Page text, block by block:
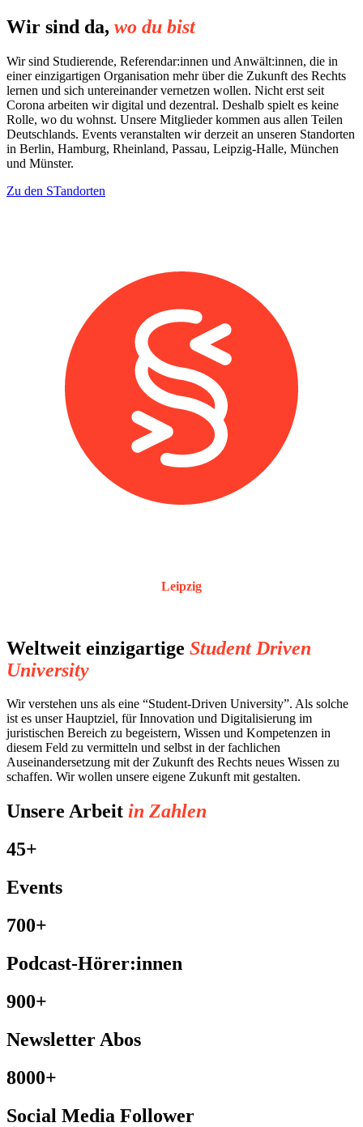
Wir sind da, wo du bist
Wir sind Studierende, Referendar:innen und Anwält:innen, die in
einer einzigartigen Organisation mehr über die Zukunft des Rechts
lernen und sich untereinander vernetzen wollen. Nicht erst seit
Corona arbeiten wir digital und dezentral. Deshalb spielt es keine
Rolle, wo du wohnst. Unsere Mitglieder kommen aus allen Teilen
Deutschlands. Events veranstalten wir derzeit an unseren Standorten
in Berlin, Hamburg, Rheinland, Passau, Leipzig-Halle, München
und Münster.
Zu den STandorten
Leipzig
Weltweit einzigartige Student Driven
University
Wir verstehen uns als eine “Student-Driven University”. Als solche
ist es unser Hauptziel, für Innovation und Digitalisierung im
juristischen Bereich zu begeistern, Wissen und Kompetenzen in
diesem Feld zu vermitteln und selbst in der fachlichen
Auseinandersetzung mit der Zukunft des Rechts neues Wissen zu
schaffen. Wir wollen unsere eigene Zukunft mit gestalten.
Unsere Arbeit in Zahlen
45+
Events
700+
Podcast-Hörer:innen
900+
Newsletter Abos
8000+
Social Media Follower